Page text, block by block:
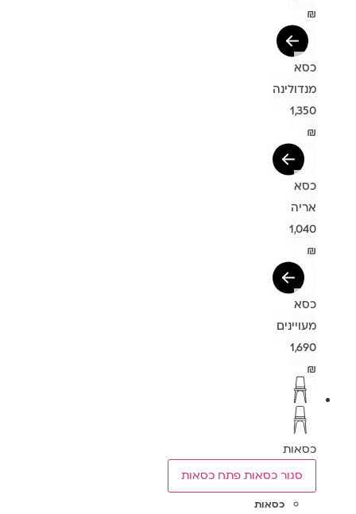
₪
כסא
מנדולינה
1,350
₪
כסא
אריה
1,040
₪
כסא
מעויינים
1,690
₪
כסאות
סגור כסאות פתח כסאות
כסאות